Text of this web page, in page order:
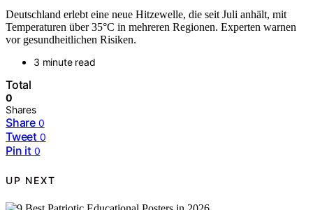
Deutschland erlebt eine neue Hitzewelle, die seit Juli anhält, mit
Temperaturen über 35°C in mehreren Regionen. Experten warnen
vor gesundheitlichen Risiken.
3 minute read
Total
0
Shares
Share 0
Tweet 0
Pin it 0
UP NEXT